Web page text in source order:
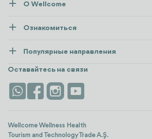
О Wellcome
Пресса
Безопасность
Контакты
Ознакомиться
Wellness
Размещение
Достопримечательности
Отзывы
Популярные направления
посмотреть все
Istanbul
Оставайтесь на связи
Wellcome Wellness Health
Tourism and Technology Trade A.Ş.